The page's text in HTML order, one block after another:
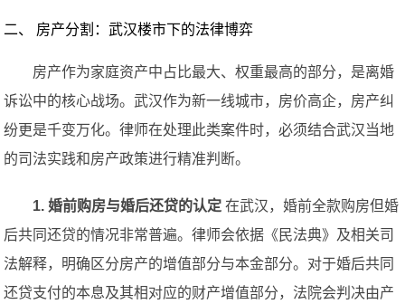
二、 房产分割：武汉楼市下的法律博弈
房产作为家庭资产中占比最大、权重最高的部分，是离婚
诉讼中的核心战场。武汉作为新一线城市，房价高企，房产纠
纷更是千变万化。律师在处理此类案件时，必须结合武汉当地
的司法实践和房产政策进行精准判断。
1. 婚前购房与婚后还贷的认定 在武汉，婚前全款购房但婚
后共同还贷的情况非常普遍。律师会依据《民法典》及相关司
法解释，明确区分房产的增值部分与本金部分。对于婚后共同
还贷支付的本息及其相对应的财产增值部分，法院会判决由产